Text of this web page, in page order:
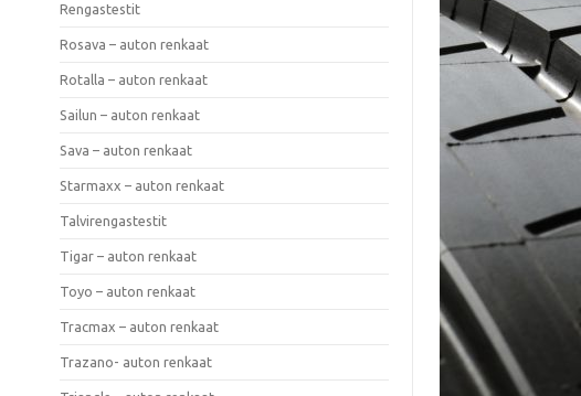
Rengastestit
Rosava – auton renkaat
Rotalla – auton renkaat
Sailun – auton renkaat
Sava – auton renkaat
Starmaxx – auton renkaat
Talvirengastestit
Tigar – auton renkaat
Toyo – auton renkaat
Tracmax – auton renkaat
Trazano- auton renkaat